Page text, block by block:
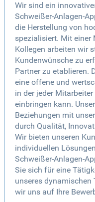
Wir sind ein
Schweißer-Anlagen-
die Herstellung von
spezialisiert. Mit einer
Kollegen arbeiten wir
Kundenwünsche zu
Partner zu etablieren.
eine offene und
in der jeder
einbringen kann.
Beziehungen mit
durch Qualität,
Wir bieten unseren
individuellen
Schweißer-Anlagen-
Sie sich für eine
unseres dynamischen
wir uns auf Ihre